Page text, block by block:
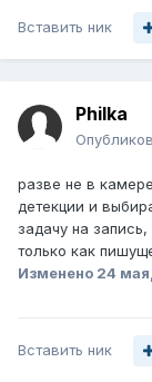
Вставить ник
Philka
разве не в
детекции и
задачу на
только как
Изменено 24
Вставить ник